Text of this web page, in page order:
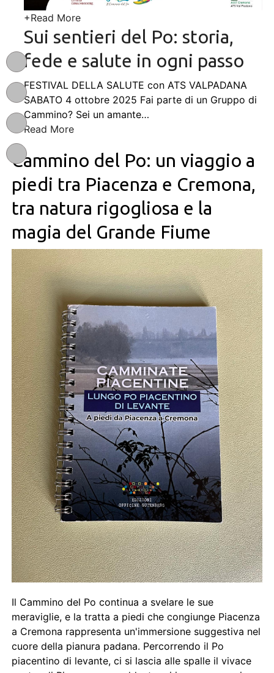
+Read More
Sui sentieri del Po: storia,
fede e salute in ogni passo
FESTIVAL DELLA SALUTE con ATS VALPADANA
SABATO 4 ottobre 2025 Fai parte di un Gruppo di
Cammino? Sei un amante…
Read More
Cammino del Po: un viaggio a
piedi tra Piacenza e Cremona,
tra natura rigogliosa e la
magia del Grande Fiume
Il Cammino del Po continua a svelare le sue
meraviglie, e la tratta a piedi che congiunge Piacenza
a Cremona rappresenta un'immersione suggestiva nel
cuore della pianura padana. Percorrendo il Po
piacentino di levante, ci si lascia alle spalle il vivace